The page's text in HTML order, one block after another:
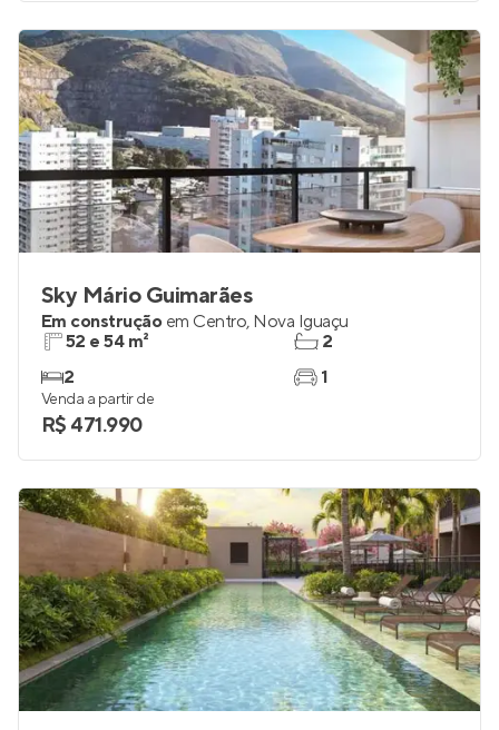
Sky Mário Guimarães
Em construção em Centro, Nova Iguaçu
52 e 54 m²
2
2
1
Venda a partir de
R$ 471.990